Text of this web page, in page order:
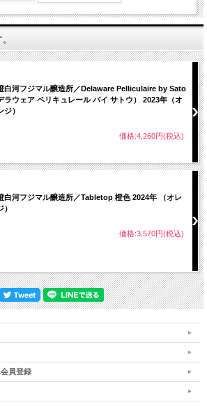
果汁を、樹脂製開放タンクで約 2 週間の自然発酵。澱
日 １－２回のピジャージュを行い、発酵序盤と終盤は
炭酸ガスを追い出して酸 素を含ませながら抽出。果帽
ンプレスで搾汁し、完全発酵を確認してから 200L ス
成。
ている山形県置賜地区のデラウェア。>
としてのポテンシャルを感じているからこそ、大阪と
ェ アでワインをつくり続けています。実際にブドウ
ェアでもこんなに違うのか！と驚くほ ど大阪産デラ
当に面白い！>
レンド比は 2:1 で、共に亜硫酸 の添加は発酵完了後
です。
ル（山形県産 100％）
高さ 16cm
18.1 ppm
白河フジマル醸造所／Delaware Pelliculaire by Sato
ラウェア ペリキュレール バイ サトウ） 2023年（オ
ジ）
価格:4,260円(税込)
白河フジマル醸造所／Tabletop 橙色 2024年 （オレ
）
価格:3,570円(税込)
員登録